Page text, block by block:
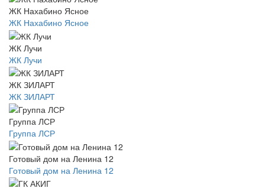
ЖК Нахабино Ясное
ЖК Нахабино Ясное
ЖК Лучи
ЖК Лучи
ЖК ЗИЛАРТ
ЖК ЗИЛАРТ
Группа ЛСР
Группа ЛСР
Готовый дом на Ленина 12
Готовый дом на Ленина 12